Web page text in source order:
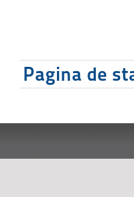
Pagina de